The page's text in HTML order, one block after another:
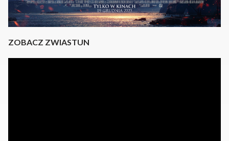
ZOBACZ ZWIASTUN